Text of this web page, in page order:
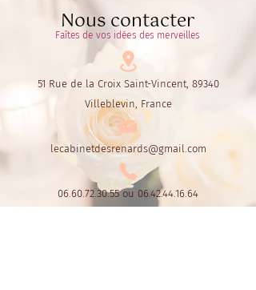
Nous contacter
Faîtes de vos idées des merveilles
51 Rue de la Croix Saint-Vincent, 89340
Villeblevin, France
lecabinetdesrenards@gmail.com
06.60.72.30.55ou 06.42.44.16.64